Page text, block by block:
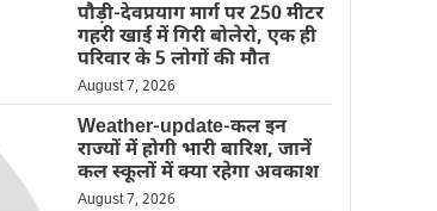
पौड़ी-देवप्रयाग मार्ग पर 250 मीटर
गहरी खाई में गिरी बोलेरो, एक ही
परिवार के 5 लोगों की मौत
August 7, 2026
Weather-update-कल इन
राज्यों में होगी भारी बारिश, जानें
कल स्कूलों में क्या रहेगा अवकाश
August 7, 2026